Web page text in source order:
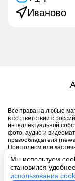
Мы используем
становился
использования
Иваново
Все права на любые
в соответствии с
интеллектуальной
фото, аудио и
правообладателя
При полном или
обязательна.
https://news1ivanovo.ru/